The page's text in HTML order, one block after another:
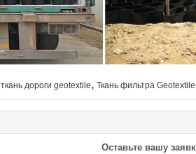
ткань дороги geotextile, Ткань фильтра Geotextile
Оставьте вашу